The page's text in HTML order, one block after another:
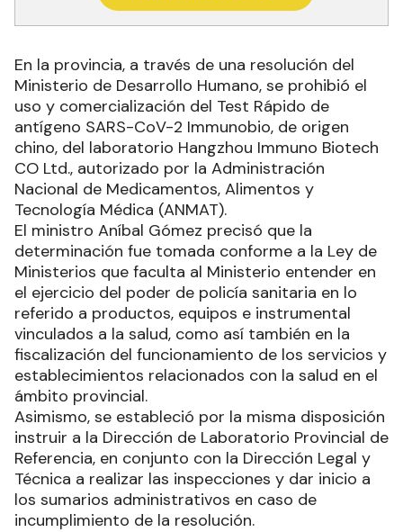
En la provincia, a través de una resolución del
Ministerio de Desarrollo Humano, se prohibió el
uso y comercialización del Test Rápido de
antígeno SARS-CoV-2 Immunobio, de origen
chino, del laboratorio Hangzhou Immuno Biotech
CO Ltd., autorizado por la Administración
Nacional de Medicamentos, Alimentos y
Tecnología Médica (ANMAT).
El ministro Aníbal Gómez precisó que la
determinación fue tomada conforme a la Ley de
Ministerios que faculta al Ministerio entender en
el ejercicio del poder de policía sanitaria en lo
referido a productos, equipos e instrumental
vinculados a la salud, como así también en la
fiscalización del funcionamiento de los servicios y
establecimientos relacionados con la salud en el
ámbito provincial.
Asimismo, se estableció por la misma disposición
instruir a la Dirección de Laboratorio Provincial de
Referencia, en conjunto con la Dirección Legal y
Técnica a realizar las inspecciones y dar inicio a
los sumarios administrativos en caso de
incumplimiento de la resolución.